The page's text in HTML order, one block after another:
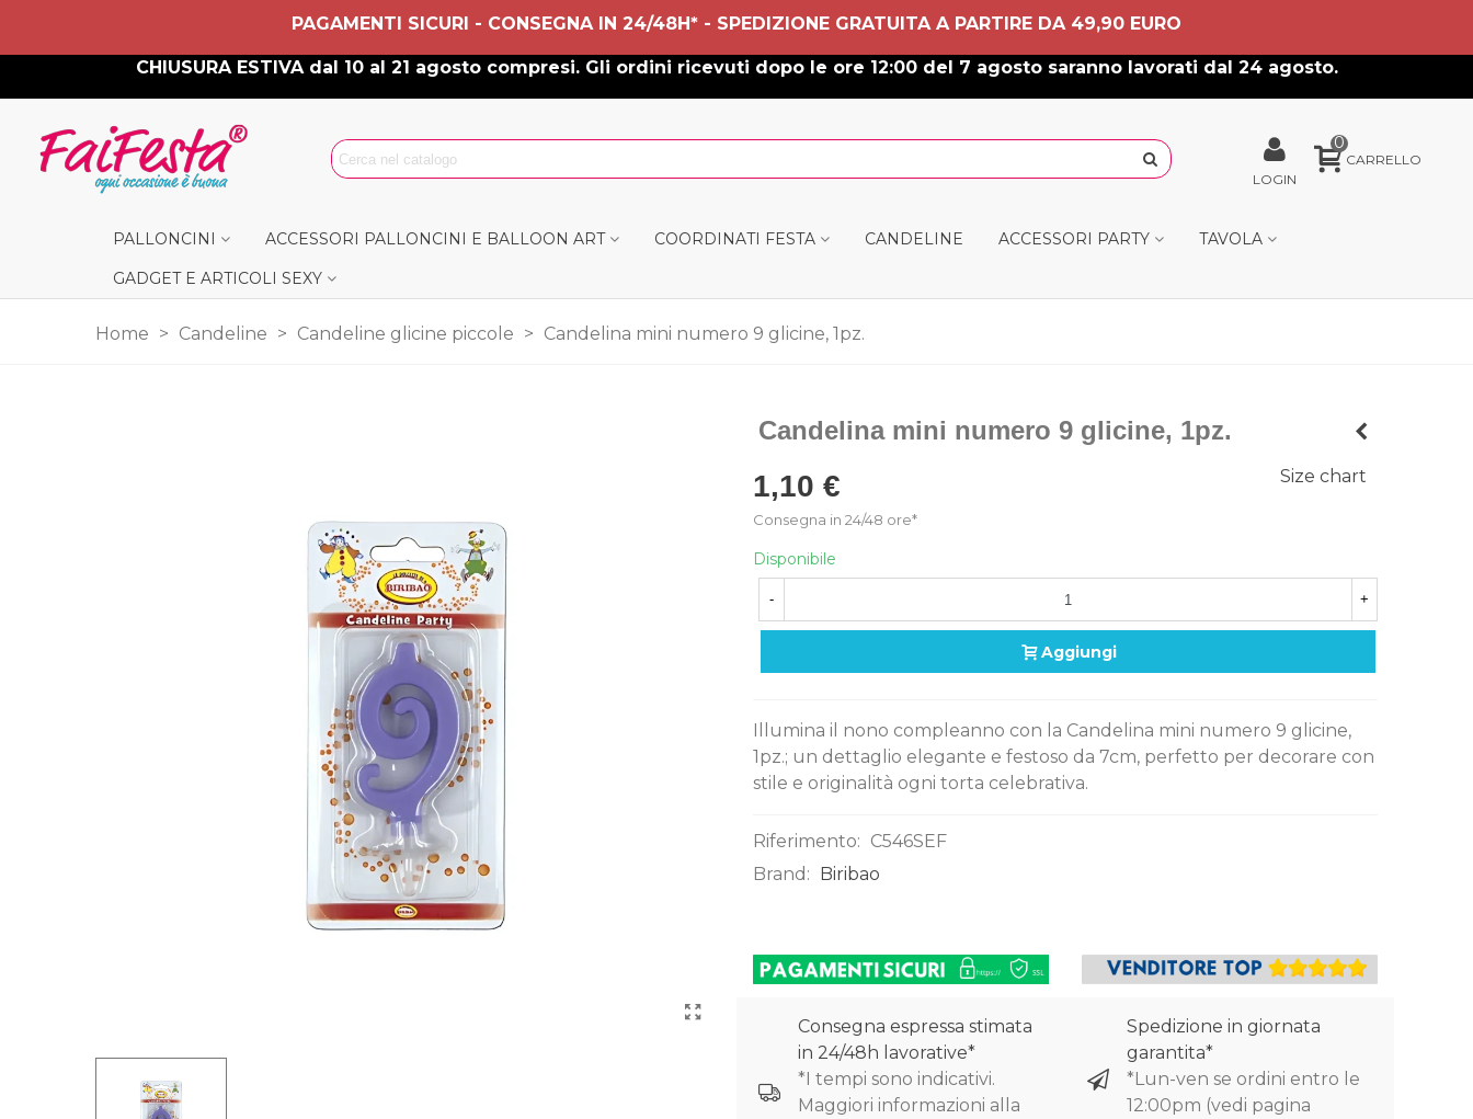
PAGAMENTI SICURI - CONSEGNA IN 24/48H* - SPEDIZIONE GRATUITA A PARTIRE DA 49,90 EURO
CHIUSURA ESTIVA dal 10 al 21 agosto compresi. Gli ordini ricevuti dopo le ore 12:00 del 7 agosto saranno lavorati dal 24 agosto.
LOGIN
0
CARRELLO
PALLONCINI ACCESSORI PALLONCINI E BALLOON ART COORDINATI FESTA CANDELINE ACCESSORI PARTY
TAVOLA
GADGET E ARTICOLI SEXY
Home > Candeline > Candeline glicine piccole > Candelina mini numero 9 glicine, 1pz.
Candelina mini numero 9 glicine, 1pz.
1,10 €
Consegna in 24/48 ore*
Size chart
Disponibile
- +
Aggiungi
Illumina il nono compleanno con la Candelina mini numero 9 glicine,
1pz.; un dettaglio elegante e festoso da 7cm, perfetto per decorare con
stile e originalità ogni torta celebrativa.
Riferimento: C546SEF
Brand:
Biribao
Consegna espressa stimata
in 24/48h lavorative*
*I tempi sono indicativi.
Maggiori informazioni alla
Spedizione in giornata
garantita*
*Lun-ven se ordini entro le
12:00pm (vedi pagina